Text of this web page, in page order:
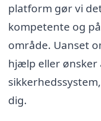
platform gør vi
kompetente og
område. Uanset
hjælp eller
dig.